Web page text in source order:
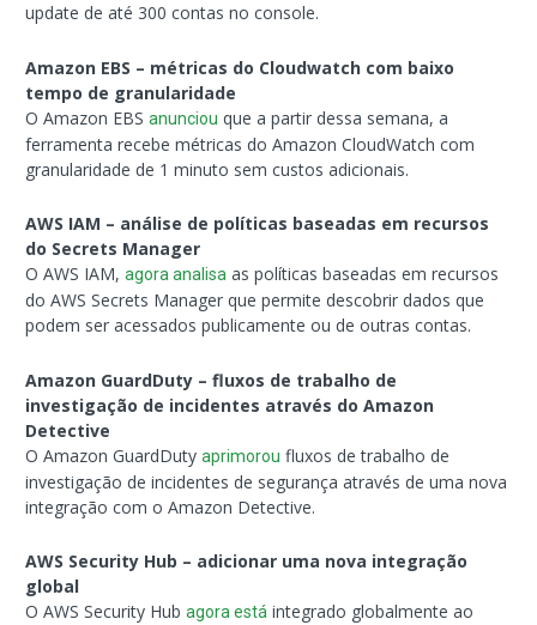
update de até 300 contas no console.
Amazon EBS – métricas do Cloudwatch com baixo
tempo de granularidade
O Amazon EBSanunciou que a partir dessa semana, a
ferramenta recebe métricas do Amazon CloudWatch com
granularidade de 1 minuto sem custos adicionais.
AWS IAM – análise de políticas baseadas em recursos
do Secrets Manager
O AWS IAM,agora analisa as políticas baseadas em recursos
do AWS Secrets Manager que permite descobrir dados que
podem ser acessados publicamente ou de outras contas.
Amazon GuardDuty – fluxos de trabalho de
investigação de incidentes através do Amazon
Detective
O Amazon GuardDutyaprimorou fluxos de trabalho de
investigação de incidentes de segurança através de uma nova
integração com o Amazon Detective.
AWS Security Hub – adicionar uma nova integração
global
O AWS Security Hubagora está integrado globalmente ao